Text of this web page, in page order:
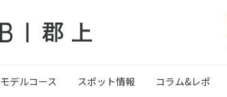
モデルコース スポット情報 コラム&レポ